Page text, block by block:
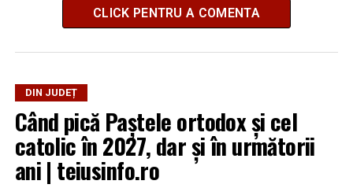
CLICK PENTRU A COMENTA
DIN JUDEȚ
Când pică Paștele ortodox și cel
catolic în 2027, dar și în următorii
ani | teiusinfo.ro